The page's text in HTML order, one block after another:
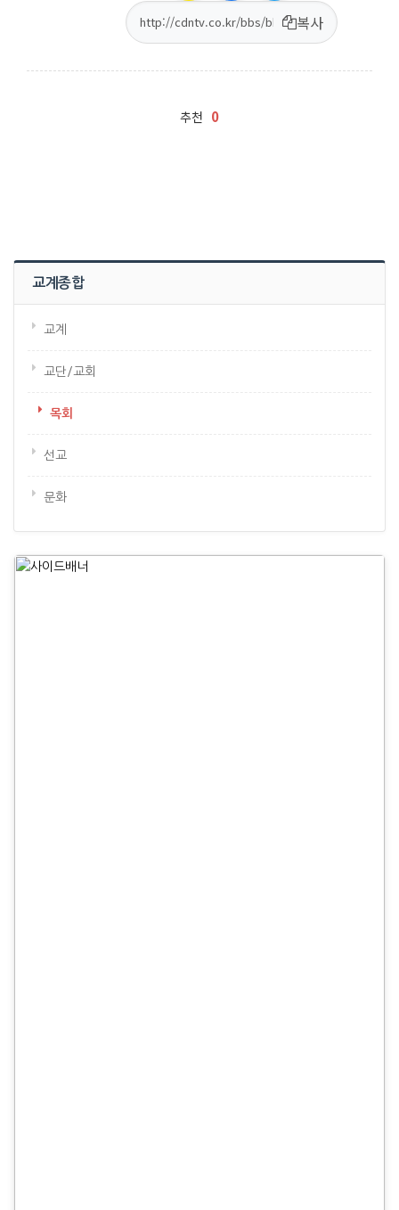
복사
추천 0
교계종합
교계
교단/교회
목회
선교
문화